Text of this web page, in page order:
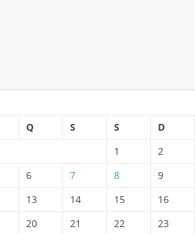
Q S S
D
1
2
6 7 8
9
13 14 15
16
20 21 22
23